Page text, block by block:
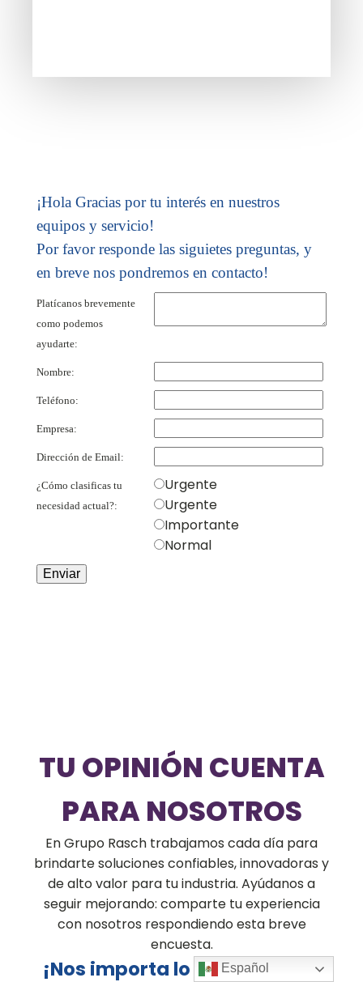
¡Hola Gracias por tu interés en nuestros
equipos y servicio!
Por favorresponde las siguietes preguntas, y
en breve nos pondremos en contacto!
Platícanos brevemente
como podemos
ayudarte:
Nombre:
Teléfono:
Empresa:
Dirección de Email:
¿Cómo clasificas tu
necesidad actual?:
Urgente
Urgente
Importante
Normal
TU OPINIÓN CUENTA
PARA NOSOTROS
En Grupo Rasch trabajamos cada día para
brindarte soluciones confiables, innovadoras y
de alto valor para tu industria. Ayúdanos a
seguir mejorando: comparte tu experiencia
con nosotros respondiendo esta breve
encuesta.
¡Nos importa lo que piensas!
Español